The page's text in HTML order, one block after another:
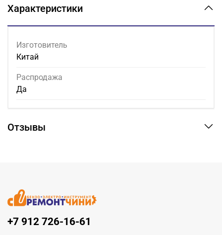
Характеристики
Изготовитель
Китай
Распродажа
Да
Отзывы
+7 912 726-16-61